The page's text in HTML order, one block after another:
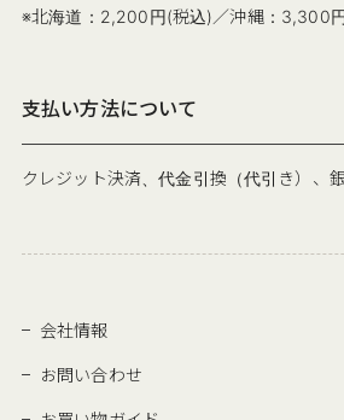
※北海道：2,200円(税込)／沖縄：3,300
支払い方法について
クレジット決済、代金引換（代引き）、
会社情報
お問い合わせ